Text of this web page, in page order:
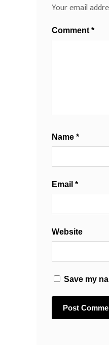
Your email
Comment *
Name *
Email *
Website
Save my